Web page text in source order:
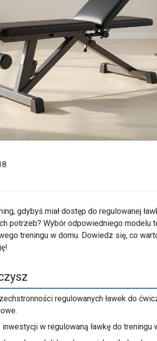
gdybyś miał dostęp do regulowanej
potrzeb? Wybór odpowiedniego modelu
treningu w domu. Dowiedz się, co
regulowanych ławek do
w regulowaną ławkę do treningu